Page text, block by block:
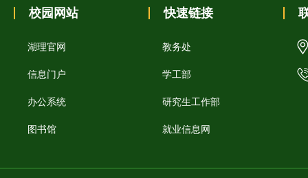
校园网站
湖理官网
信息门户
办公系统
图书馆
快速链接
教务处
学工部
研究生工作部
就业信息网